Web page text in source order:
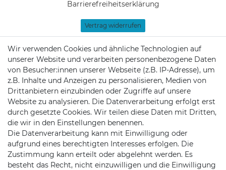
Barrierefreiheitserklärung
Vertrag widerrufen
Zahlung & Versand
Batteriehinweis
KONTAKT
Telefon: +49 176 24909451
Wir verwenden Cookies und ähnliche Technologien auf
unserer Website und verarbeiten personenbezogene Daten
von Besucher:innen unserer Webseite (z.B. IP-Adresse), um
z.B. Inhalte und Anzeigen zu personalisieren, Medien von
Drittanbietern einzubinden oder Zugriffe auf unsere
Website zu analysieren. Die Datenverarbeitung erfolgt erst
durch gesetzte Cookies. Wir teilen diese Daten mit Dritten,
die wir in den Einstellungen benennen.
Die Datenverarbeitung kann mit Einwilligung oder
aufgrund eines berechtigten Interesses erfolgen. Die
Zustimmung kann erteilt oder abgelehnt werden. Es
besteht das Recht, nicht einzuwilligen und die Einwilligung